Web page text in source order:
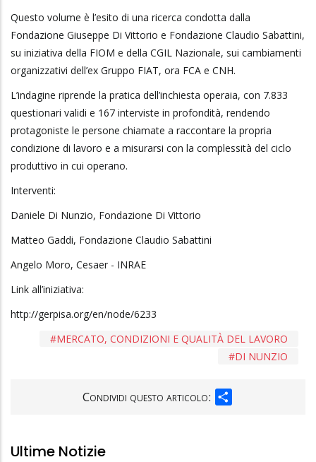
Questo volume è l’esito di una ricerca condotta dalla
Fondazione Giuseppe Di Vittorio e Fondazione Claudio Sabattini,
su iniziativa della FIOM e della CGIL Nazionale, sui cambiamenti
organizzativi dell’ex Gruppo FIAT, ora FCA e CNH.
L’indagine riprende la pratica dell’inchiesta operaia, con 7.833
questionari validi e 167 interviste in profondità, rendendo
protagoniste le persone chiamate a raccontare la propria
condizione di lavoro e a misurarsi con la complessità del ciclo
produttivo in cui operano.
Interventi:
Daniele Di Nunzio, Fondazione Di Vittorio
Matteo Gaddi, Fondazione Claudio Sabattini
Angelo Moro, Cesaer - INRAE
Link all’iniziativa:
http://gerpisa.org/en/node/6233
MERCATO, CONDIZIONI E QUALITÀ DEL LAVORO
DI NUNZIO
Condividi questo articolo:
Ultime Notizie